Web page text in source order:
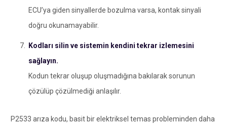
ECU’ya giden sinyallerde bozulma varsa, kontak sinyali
doğru okunamayabilir.
Kodları silin ve sistemin kendini tekrar izlemesini
sağlayın.
Kodun tekrar oluşup oluşmadığına bakılarak sorunun
çözülüp çözülmediği anlaşılır.
P2533 arıza kodu, basit bir elektriksel temas probleminden daha